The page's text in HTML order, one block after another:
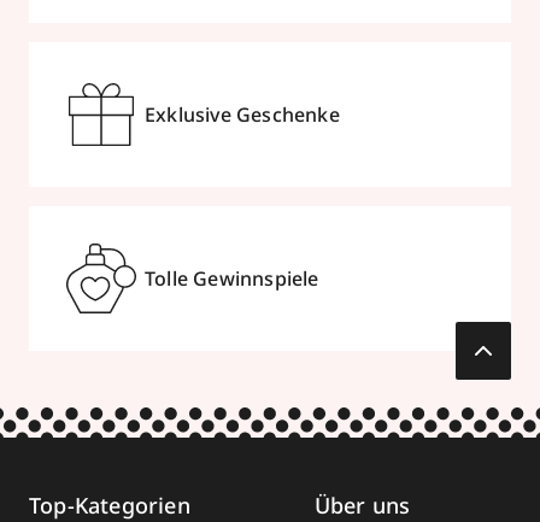
Exklusive Geschenke
Tolle Gewinnspiele
Top-Kategorien Über uns